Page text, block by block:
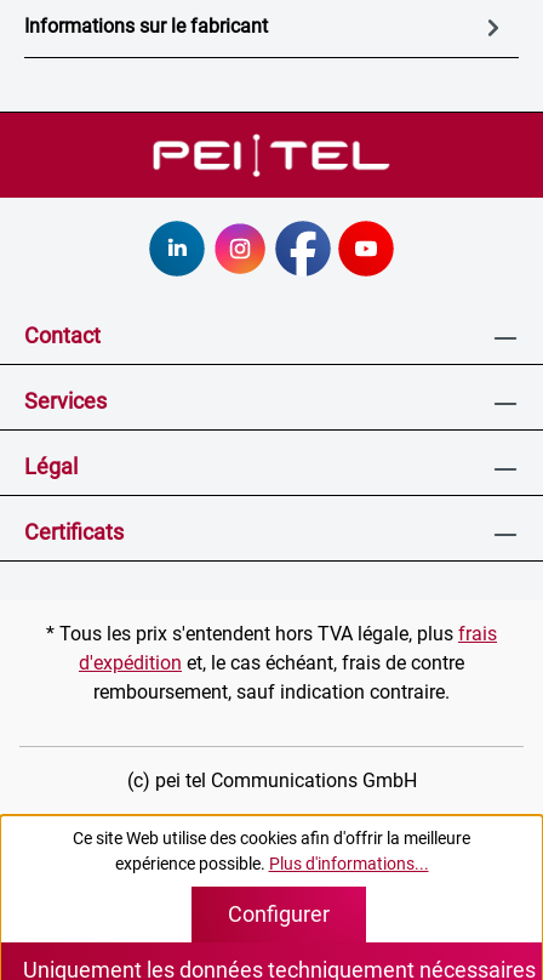
Informations sur le fabricant
Contact
Services
Légal
Certificats
* Tous les prix s'entendent hors TVA légale, plus frais
d'expédition et, le cas échéant, frais de contre
remboursement, sauf indication contraire.
(c) pei tel Communications GmbH
Ce site Web utilise des cookies afin d'offrir la meilleure
expérience possible. Plus d'informations...
Uniquement les données techniquement nécessaires
Configurer